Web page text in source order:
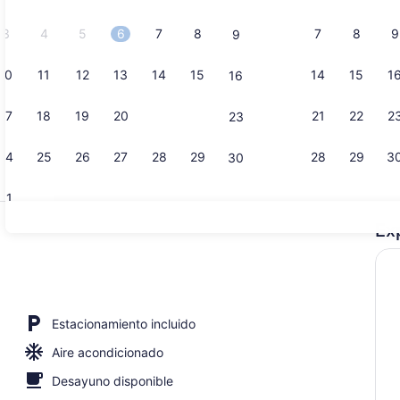
3 4 5 6 7 8 9
10 11 12 13 14 15 16
17 18 19 20 23
24 25 26 27 28 29 30
7 8 9
14 15 16
21 22
28 29
Bar (en la
Estacionamiento incluido
Aire acondicionado
Desayuno disponible